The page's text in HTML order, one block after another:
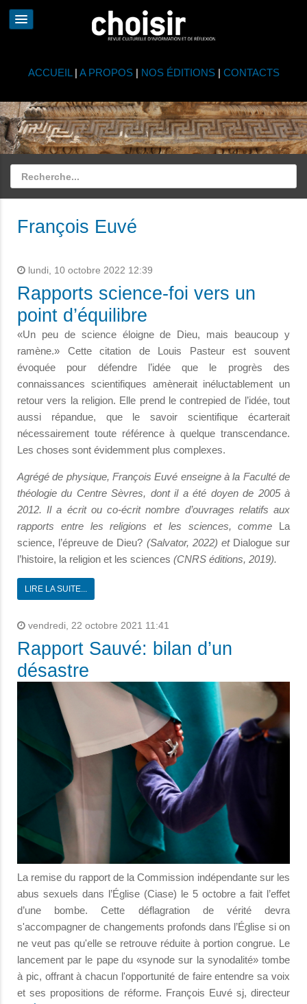
ACCUEIL | A PROPOS| NOS ÉDITIONS| CONTACTS
François Euvé
lundi, 10 octobre 2022 12:39
Rapports science-foi vers un
point d’équilibre
«Un peu de science éloigne de Dieu, mais beaucoup y
ramène.» Cette citation de Louis Pasteur est souvent
évoquée pour défendre l’idée que le progrès des
connaissances scientifiques amènerait inéluctablement un
retour vers la religion. Elle prend le contrepied de l’idée, tout
aussi répandue, que le savoir scientifique écarterait
nécessairement toute référence à quelque transcendance.
Les choses sont évidemment plus complexes.
Agrégé de physique, François Euvé enseigne à la Faculté de
théologie du Centre Sèvres, dont il a été doyen de 2005 à
2012. Il a écrit ou co-écrit nombre d’ouvrages relatifs aux
rapports entre les religions et les sciences, comme
La
science, l’épreuve de Dieu? (Salvator, 2022) et Dialogue sur
l’histoire, la religion et les sciences (CNRS éditions, 2019).
LIRE LA SUITE...
vendredi, 22 octobre 2021 11:41
Rapport Sauvé: bilan d’un
désastre
La remise du rapport de la Commission indépendante sur les
abus sexuels dans l’Église (Ciase) le 5 octobre a fait l’effet
d’une bombe. Cette déflagration de vérité devra
s'accompagner de changements profonds dans l’Église si on
ne veut pas qu'elle se retrouve réduite à portion congrue. Le
lancement par le pape du «synode sur la synodalité» tombe
à pic, offrant à chacun l'opportunité de faire entendre sa voix
et ses propositions de réforme. François Euvé sj, directeur